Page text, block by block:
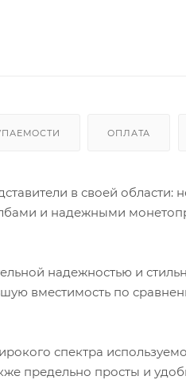
ОПЛАТА
в своей области:
и надежными
надежностью и
вместимость по
спектра
предельно просты и